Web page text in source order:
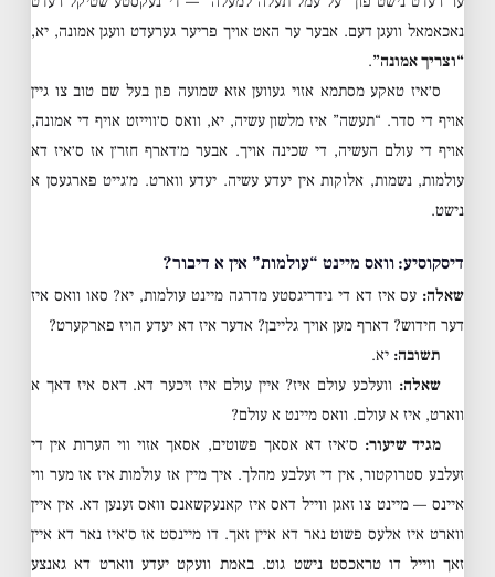
נאכאמאל וועגן דעם. אבער ער האט אויך פריער גערעדט וועגן אמונה, יא,
“וצריך אמונה”.
ס׳איז טאקע מסתמא אזוי געווען אזא שמועה פון בעל שם טוב צו גיין
אויף די סדר. “תעשה” איז מלשון עשיה, יא, וואס ס׳ווייזט אויף די אמונה,
אויף די עולם העשיה, די שכינה אויך. אבער מ׳דארף חזר׳ן אז ס׳איז דא
עולמות, נשמות, אלוקות אין יעדע עשיה. יעדע ווארט. מ׳גייט פארגעסן א
נישט.
דיסקוסיע: וואס מיינט “עולמות” אין א דיבור?
שאלה: עס איז דא די נידריגסטע מדרגה מיינט עולמות, יא? סאו וואס איז
דער חידוש? דארף מען אויך גלייבן? אדער איז דא יעדע הויז פארקערט?
תשובה: יא.
שאלה: וועלכע עולם איז? איין עולם איז זיכער דא. דאס איז דאך א
ווארט, איז א עולם. וואס מיינט א עולם?
מגיד שיעור: ס׳איז דא אסאך פשוטים, אסאך אזוי ווי הערות אין די
זעלבע סטרוקטור, אין די זעלבע מהלך. איך מיין אז עולמות איז אז מער ווי
איינס — מיינט צו זאגן ווייל דאס איז קאנעקשאנס וואס זענען דא. אין איין
ווארט איז אלעס פשוט נאר דא איין זאך. דו מיינסט אז ס׳איז נאר דא איין
זאך ווייל דו טראכסט נישט גוט. באמת וועקט יעדע ווארט דא גאנצע